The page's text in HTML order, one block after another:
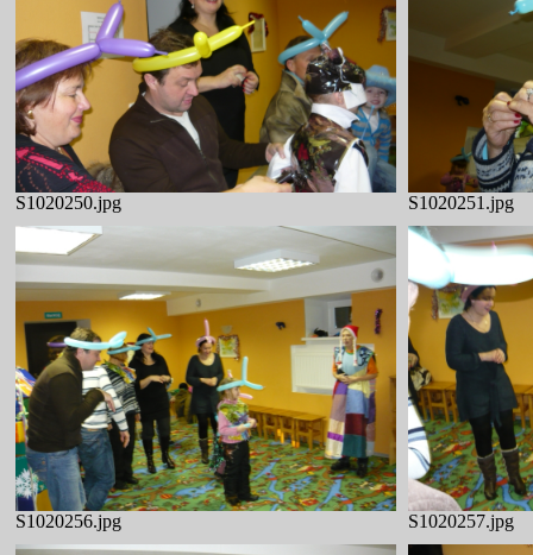
S1020250.jpg S1020251.jpg
S1020256.jpg S1020257.jpg